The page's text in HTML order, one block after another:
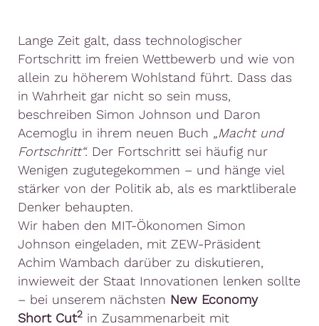
Lange Zeit galt, dass technologischer
Fortschritt im freien Wettbewerb und wie von
allein zu höherem Wohlstand führt. Dass das
in Wahrheit gar nicht so sein muss,
beschreiben Simon Johnson und Daron
Acemoglu in ihrem neuen Buch „Macht und
Fortschritt“. Der Fortschritt sei häufig nur
Wenigen zugutegekommen – und hänge viel
stärker von der Politik ab, als es marktliberale
Denker behaupten.
Wir haben den MIT-Ökonomen Simon
Johnson eingeladen, mit ZEW-Präsident
Achim Wambach darüber zu diskutieren,
inwieweit der Staat Innovationen lenken sollte
– bei unserem nächsten New Economy
Short Cut2 in Zusammenarbeit mit